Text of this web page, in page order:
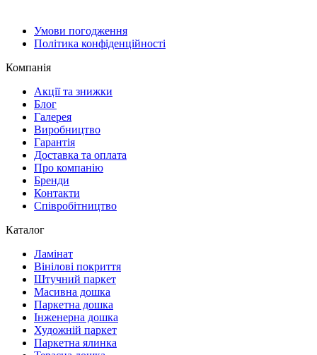
Умови погодження
Політика конфіденційності
Компанія
Акції та знижки
Блог
Галерея
Виробництво
Гарантія
Доставка та оплата
Про компанію
Бренди
Контакти
Співробітництво
Каталог
Ламінат
Вінілові покриття
Штучний паркет
Масивна дошка
Паркетна дошка
Інженерна дошка
Художній паркет
Паркетна ялинка